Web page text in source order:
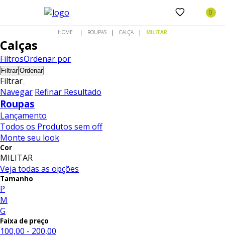
ROUPAS CALÇA MILITAR
Calças
FiltrosOrdenar por
Filtrar Ordenar
Filtrar
Navegar Refinar Resultado
Roupas
Lançamento
Todos os Produtos sem off
Monte seu look
Cor
MILITAR
Veja todas as opções
Tamanho
P
M
G
Faixa de preço
100,00 - 200,00